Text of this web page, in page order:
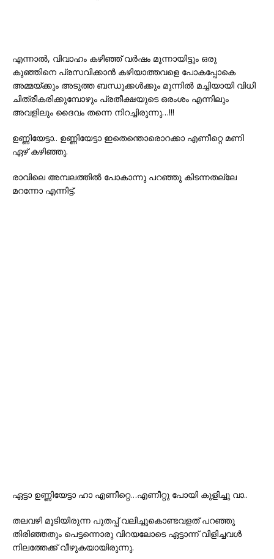
എന്നാൽ, വിവാഹം കഴിഞ്ഞ് വർഷം മൂന്നായിട്ടും ഒരു
കുഞ്ഞിനെ പ്രസവിക്കാൻ കഴിയാത്തവളെ പോകപ്പോകെ
അമ്മയ്ക്കും അടുത്ത ബന്ധുക്കൾക്കും മുന്നിൽ മച്ചിയായി വിധി
ചിത്രീകരിക്കുമ്പോഴും പ്രതീക്ഷയുടെ ഒരംശം എന്നിലും
അവളിലും ദൈവം തന്നെ നിറച്ചിരുന്നു…!!!
ഉണ്ണിയേട്ടാ.. ഉണ്ണിയേട്ടാ ഇതെന്തൊരൊറക്കാ എണീറ്റെ മണി
ഏഴ് കഴിഞ്ഞു.
രാവിലെ അമ്പലത്തിൽ പോകാന്നു പറഞ്ഞു കിടന്നതല്ലേ
മറന്നോ എന്നിട്ട്.
ഏട്ടാ ഉണ്ണിയേട്ടാ ഹാ എണീറ്റെ…എണീറ്റു പോയി കുളിച്ചു വാ..
തലവഴി മൂടിയിരുന്ന പുതപ്പ് വലിച്ചുകൊണ്ടവളത് പറഞ്ഞു
തിരിഞ്ഞതും പെട്ടന്നൊരു വിറയലോടെ ഏട്ടാന്ന് വിളിച്ചവൾ
നിലത്തേക്ക് വീഴുകയായിരുന്നു.